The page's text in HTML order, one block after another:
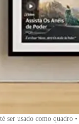
ser usado como quadro •